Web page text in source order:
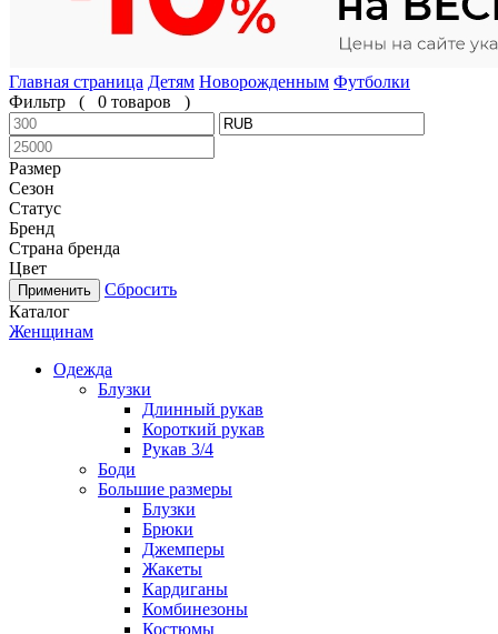
Главная страница Детям Новорожденным Футболки
Фильтр
( 0 товаров )
Размер
Сезон
Статус
Бренд
Страна бренда
Цвет
Сбросить
Каталог
Женщинам
Одежда
Блузки
Длинный рукав
Короткий рукав
Рукав 3/4
Боди
Большие размеры
Блузки
Брюки
Джемперы
Жакеты
Кардиганы
Комбинезоны
Костюмы